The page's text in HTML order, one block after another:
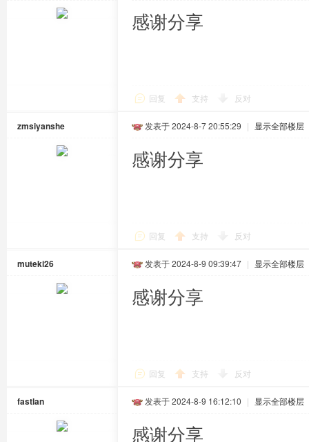
感谢分享
回复 支持 反对
zmsiyanshe 发表于 2024-8-7 20:55:29 | 显示全部楼层
感谢分享
回复 支持 反对
muteki26 发表于 2024-8-9 09:39:47 | 显示全部楼层
感谢分享
回复 支持 反对
fastlan 发表于 2024-8-9 16:12:10 | 显示全部楼层
感谢分享